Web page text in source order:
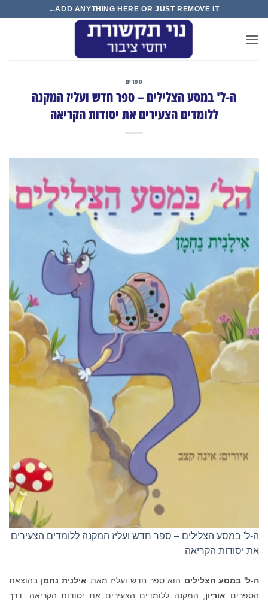
content
ADD ANYTHING HERE OR JUST REMOVE IT...
ספרים
ה-ל' במסע הצלילים – ספר חדש ועליז המקנה
ללומדים הצעירים את יסודות הקריאה
ה-ל' במסע הצלילים – ספר חדש ועליז המקנה ללומדים הצעירים
את יסודות הקריאה
ה-ל' במסע הצלילים הוא ספר חדש ועליז מאת אילנית נחמן בהוצאת
הספרים אוריון, המקנה ללומדים הצעירים את יסודות הקריאה. דרך